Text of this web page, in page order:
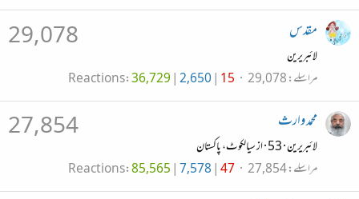
29,078 مقدس
لائبریرین
مراسلے 29,078
Reactions 36,729 2,650 15
27,854 محمد وارث
لائبریرین·
·ازسیالکوٹ، پاکستان
مراسلے 27,854
Reactions 85,565 7,578 47